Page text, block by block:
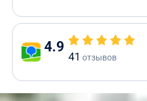
4.9
41 отзывов